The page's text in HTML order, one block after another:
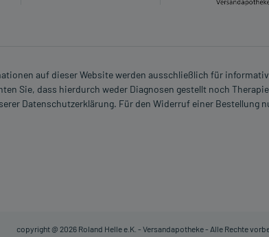
Vorgeschichte
darf nicht angewendet werden.
auf dieser Website werden ausschließlich für
Sie, dass hierdurch weder Diagnosen gestellt noch
Datenschutzerklärung. Für den Widerruf einer Bestellung
copyright @ 2026 Roland Helle e.K. - Versandapotheke - Alle Rechte